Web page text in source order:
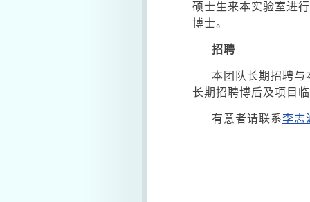
硕士生来本实验室进
博士。
招聘
本团队长期招聘与
长期招聘博后及项目
有意者请联系李志